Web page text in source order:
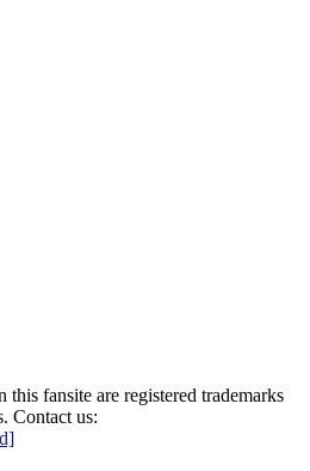
this fansite are registered trademarks
Contact us: